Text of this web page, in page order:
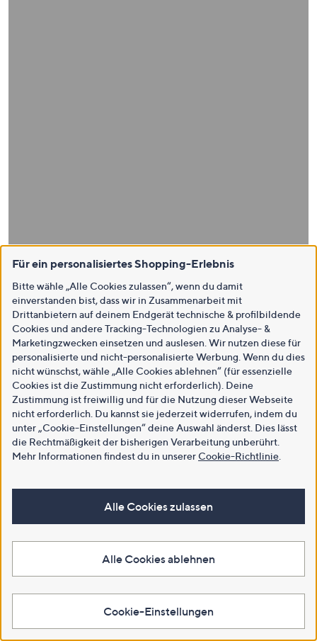
Für ein personalisiertes Shopping-Erlebnis
Bitte wähle „Alle Cookies zulassen“, wenn du damit
einverstanden bist, dass wir in Zusammenarbeit mit
Drittanbietern auf deinem Endgerät technische & profilbildende
Cookies und andere Tracking-Technologien zu Analyse- &
Marketingzwecken einsetzen und auslesen. Wir nutzen diese für
personalisierte und nicht-personalisierte Werbung. Wenn du dies
nicht wünschst, wähle „Alle Cookies ablehnen“ (für essenzielle
Cookies ist die Zustimmung nicht erforderlich). Deine
Zustimmung ist freiwillig und für die Nutzung dieser Webseite
nicht erforderlich. Du kannst sie jederzeit widerrufen, indem du
unter „Cookie-Einstellungen“ deine Auswahl änderst. Dies lässt
die Rechtmäßigkeit der bisherigen Verarbeitung unberührt.
Mehr Informationen findest du in unsererCookie-Richtlinie
Alle Cookies zulassen
Alle Cookies ablehnen
Cookie-Einstellungen